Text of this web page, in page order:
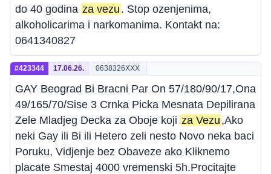
do 40 godina za vezu . Stop ozenjenima,
alkoholicarima i narkomanima. Kontakt na:
0641340827
#423344 17.06.26. 0638326XXX
GAY Beograd Bi Bracni Par On 57/180/90/17,Ona
49/165/70/Sise 3 Crnka Picka Mesnata Depilirana
Zele Mladjeg Decka za Oboje koji za Vezu ,Ako
neki Gay ili Bi ili Hetero zeli nesto Novo neka baci
Poruku, Vidjenje bez Obaveze ako Kliknemo
placate Smestaj 4000 vremenski 5h.Procitajte